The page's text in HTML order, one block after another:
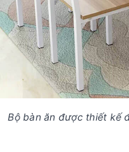
Bộ bàn ăn được thiết kế